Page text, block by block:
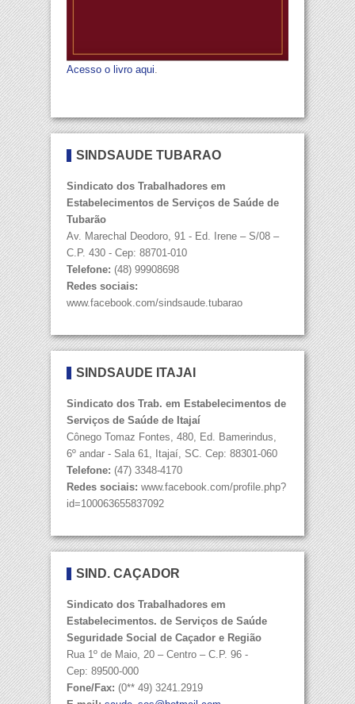
Acesso o livro aqui
SINDSAÚDE TUBARÃO
Sindicato dos Trabalhadores em
Estabelecimentos de Serviços de Saúde de
Tubarão
Av. Marechal Deodoro, 91 - Ed. Irene – S/08 –
C.P. 430 - Cep: 88701-010
Telefone: (48) 99908698
Redes sociais:
www.facebook.com/sindsaude.tubarao
SINDSAÚDE ITAJAÍ
Sindicato dos Trab. em Estabelecimentos de
Serviços de Saúde de Itajaí
Cônego Tomaz Fontes, 480, Ed. Bamerindus,
6º andar - Sala 61, Itajaí, SC. Cep: 88301-060
Telefone: (47) 3348-4170
Redes sociais: www.facebook.com/profile.php?
id=100063655837092
SIND. CAÇADOR
Sindicato dos Trabalhadores em
Estabelecimentos. de Serviços de Saúde
Seguridade Social de Caçador e Região
Rua 1º de Maio, 20 – Centro – C.P. 96 -
Cep: 89500-000
Fone/Fax: (0** 49) 3241.2919